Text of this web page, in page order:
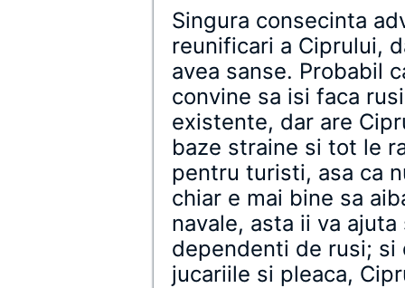
Singura consecinta
reunificari a Ciprului,
avea sanse. Probabil
convine sa isi faca
existente, dar are
baze straine si tot le
pentru turisti, asa ca
chiar e mai bine sa
navale, asta ii va
dependenti de rusi; si
jucariile si pleaca,